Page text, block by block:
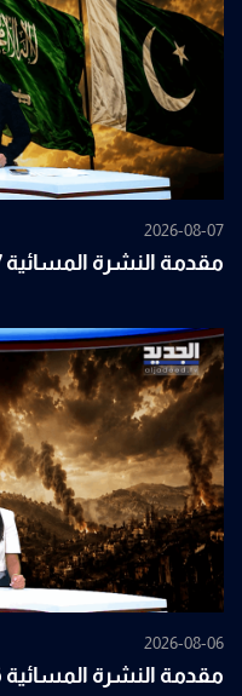
2026-08-07
مقدمة النشرة المسائية 07-08-2026
2026-08-06
مقدمة النشرة المسائية 06-08-2026